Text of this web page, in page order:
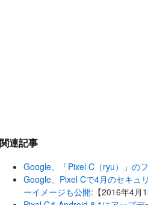
関連記事
Google、「Pixel C（ryu）」の
Google、Pixel Cで4月のセキュ
ーイメージも公開:【2016年4月